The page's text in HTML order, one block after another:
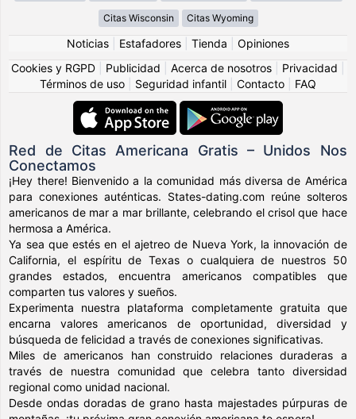
Citas Wisconsin Citas Wyoming
Noticias Estafadores Tienda
Opiniones
Cookies y RGPD
Publicidad Acerca de nosotros Privacidad
Términos de uso
Seguridad infantil Contacto FAQ
Red de Citas Americana Gratis – Unidos Nos
Conectamos
¡Hey there! Bienvenido a la comunidad más diversa de América
para conexiones auténticas. States-dating.com reúne solteros
americanos de mar a mar brillante, celebrando el crisol que hace
hermosa a América.
Ya sea que estés en el ajetreo de Nueva York, la innovación de
California, el espíritu de Texas o cualquiera de nuestros 50
grandes estados, encuentra americanos compatibles que
comparten tus valores y sueños.
Experimenta nuestra plataforma completamente gratuita que
encarna valores americanos de oportunidad, diversidad y
búsqueda de felicidad a través de conexiones significativas.
Miles de americanos han construido relaciones duraderas a
través de nuestra comunidad que celebra tanto diversidad
regional como unidad nacional.
Desde ondas doradas de grano hasta majestades púrpuras de